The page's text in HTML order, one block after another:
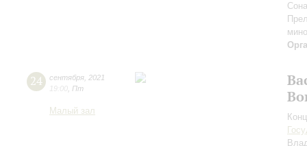
24 сентября 2021
19:00 Пт
Малый зал